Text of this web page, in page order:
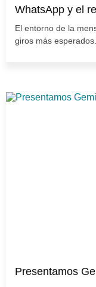
WhatsApp y el
El entorno de la
giros más
Presentamos